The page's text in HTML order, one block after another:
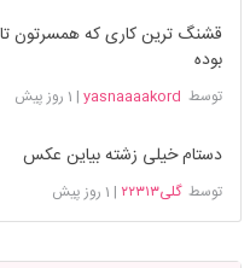
قشنگ ترین کاری که همسرتون تا
بوده
توسط yasnaaaakord
| 1 روز پیش
دستام خیلی زشته بیاین عکس
توسطگلی۲۲۳۱۳ | 1 روز پیش